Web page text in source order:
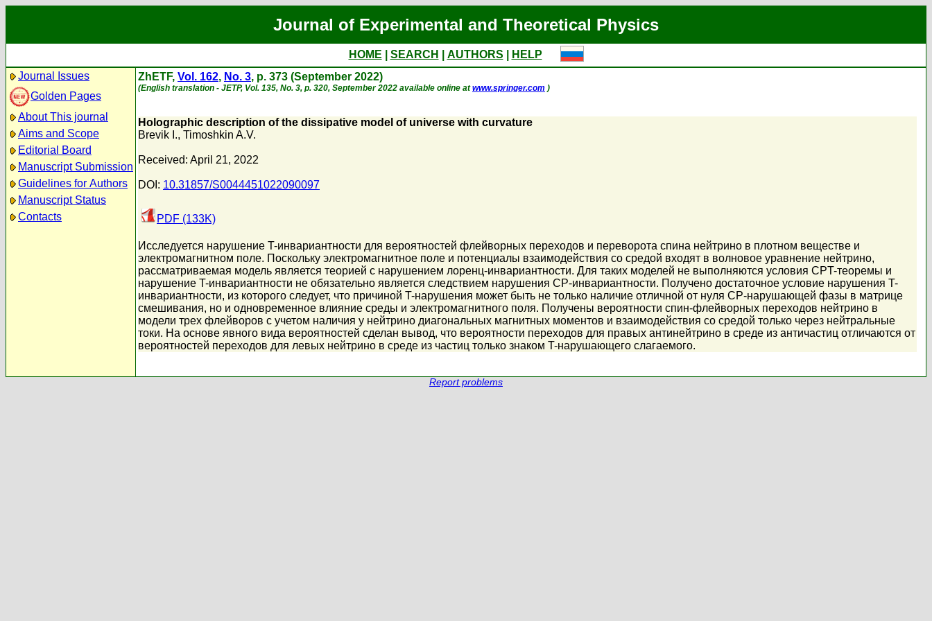
Journal of Experimental and Theoretical Physics
HOME SEARCH AUTHORS
HELP
Journal Issues
Golden Pages
About This journal
Aims and Scope
Editorial Board
Manuscript Submission
Guidelines for Authors
Manuscript Status
Contacts
ZhETF, Vol. 162, No. 3, p. 373 (September 2022)
(English translation - JETP, Vol. 135, No. 3, p. 320, September 2022 available online atwww.springer.com )
Holographic description of the dissipative model of universe with curvature
Brevik I., Timoshkin A.V.
Received: April 21, 2022
DOI: 10.31857/S0044451022090097
PDF (133K)
Исследуется нарушение T-инвариантности для вероятностей флейворных переходов и переворота спина нейтрино в плотном веществе и
электромагнитном поле. Поскольку электромагнитное поле и потенциалы взаимодействия со средой входят в волновое уравнение нейтрино,
рассматриваемая модель является теорией с нарушением лоренц-инвариантности. Для таких моделей не выполняются условия CPT-теоремы и
нарушение T-инвариантности не обязательно является следствием нарушения CP-инвариантности. Получено достаточное условие нарушения T-
инвариантности, из которого следует, что причиной T-нарушения может быть не только наличие отличной от нуля CP-нарушающей фазы в матрице
смешивания, но и одновременное влияние среды и электромагнитного поля. Получены вероятности спин-флейворных переходов нейтрино в
модели трех флейворов с учетом наличия у нейтрино диагональных магнитных моментов и взаимодействия со средой только через нейтральные
токи. На основе явного вида вероятностей сделан вывод, что вероятности переходов для правых антинейтрино в среде из античастиц отличаются от
вероятностей переходов для левых нейтрино в среде из частиц только знаком T-нарушающего слагаемого.
Report problems